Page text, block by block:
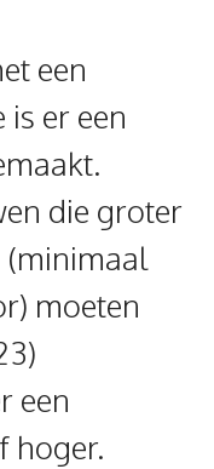
een
er een
die groter
(minimaal
moeten
een
hoger.